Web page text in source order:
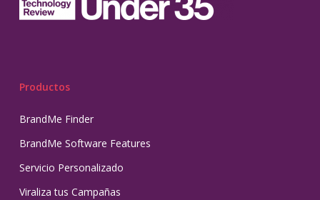
Productos
BrandMe Finder
BrandMe Software Features
Servicio Personalizado
Viraliza tus Campañas